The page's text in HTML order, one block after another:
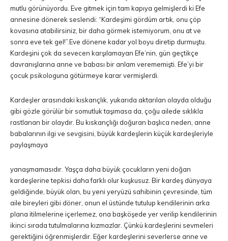
mutlu görünüyordu. Eve gitmek için tam kapıya gelmişlerdi ki Efe
annesine dönerek seslendi: “Kardeşimi gördüm artık, onu çöp
kovasına atabilirsiniz, bir daha görmek istemiyorum, onu at ve
sonra eve tek gel!”.Eve dönene kadar yol boyu diretip durmuştu.
Kardeşini çok da sevecen karşılamayan Efe’nin, gün geçtikçe
davranışlarına anne ve babası bir anlam verememişti. Efe’yi bir
çocuk psikologuna götürmeye karar vermişlerdi.
Kardeşler arasındaki kıskançlık, yukarıda aktarılan olayda olduğu
gibi gözle görülür bir somutluk taşımasa da, çoğu ailede sıklıkla
rastlanan bir olaydır. Bu kıskançlığı doğuran başlıca neden, anne
babalarının ilgi ve sevgisini, büyük kardeşlerin küçük kardeşleriyle
paylaşmaya
yanaşmamasıdır. Yaşça daha büyük çocukların yeni doğan
kardeşlerine tepkisi daha farklı olur kuşkusuz. Bir kardeş dünyaya
geldiğinde, büyük olan, bu yeni yeryüzü sahibinin çevresinde, tüm
aile bireyleri gibi döner, onun el üstünde tutulup kendilerinin arka
plana itilmelerine içerlemez, ona başköşede yer verilip kendilerinin
ikinci sırada tutulmalarına kızmazlar. Çünkü kardeşlerini sevmeleri
gerektiğini öğrenmişlerdir. Eğer kardeşlerini severlerse anne ve